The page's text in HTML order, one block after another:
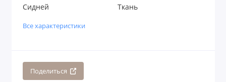
Сидней Ткань
Все характеристики
Поделиться